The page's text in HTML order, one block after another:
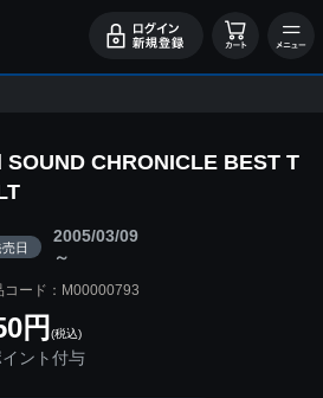
SOUND CHRONICLE BEST T
日
2005/03/09
～
コード：M00000793
円 (税込)
ント付与